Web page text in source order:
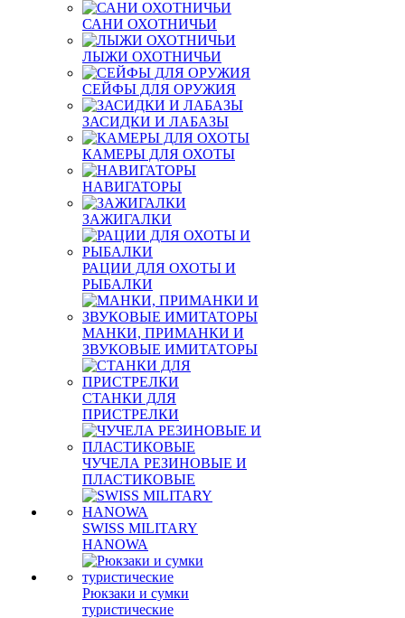
САНИ ОХОТНИЧЬИ
ЛЫЖИ ОХОТНИЧЬИ
СЕЙФЫ ДЛЯ ОРУЖИЯ
ЗАСИДКИ И ЛАБАЗЫ
КАМЕРЫ ДЛЯ ОХОТЫ
НАВИГАТОРЫ
ЗАЖИГАЛКИ
РАЦИИ ДЛЯ ОХОТЫ И
РЫБАЛКИ
МАНКИ, ПРИМАНКИ И
ЗВУКОВЫЕ ИМИТАТОРЫ
СТАНКИ ДЛЯ
ПРИСТРЕЛКИ
ЧУЧЕЛА РЕЗИНОВЫЕ И
ПЛАСТИКОВЫЕ
SWISS MILITARY
HANOWA
Рюкзаки и сумки
туристические